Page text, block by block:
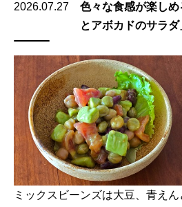
2026.07.27
色々な食感が楽し
とアボカドのサラダ
ミックスビーンズは大豆、青え